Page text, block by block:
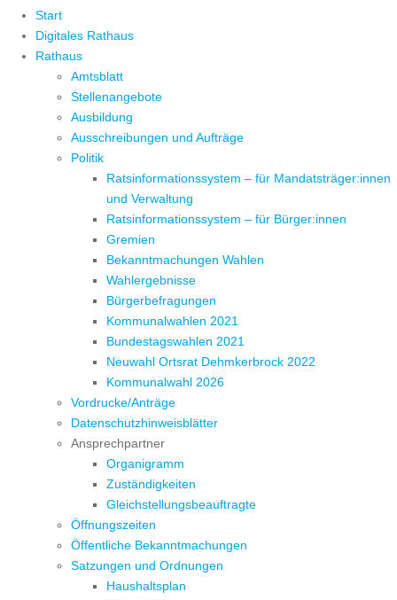
Start
Digitales Rathaus
Rathaus
Amtsblatt
Stellenangebote
Ausbildung
Ausschreibungen und Aufträge
Politik
Ratsinformationssystem – für Mandatsträger:innen
und Verwaltung
Ratsinformationssystem – für Bürger:innen
Gremien
Bekanntmachungen Wahlen
Wahlergebnisse
Bürgerbefragungen
Kommunalwahlen 2021
Bundestagswahlen 2021
Neuwahl Ortsrat Dehmkerbrock 2022
Kommunalwahl 2026
Vordrucke/Anträge
Datenschutzhinweisblätter
Ansprechpartner
Organigramm
Zuständigkeiten
Gleichstellungsbeauftragte
Öffnungszeiten
Öffentliche Bekanntmachungen
Satzungen und Ordnungen
Haushaltsplan